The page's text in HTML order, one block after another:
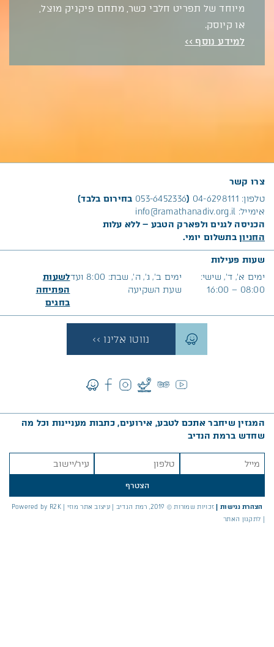
מיוחד של תפריט חלבי כשר, מתחם פיקניק מוצל,
או קיוסק.
למידע נוסף >>
צרו קשר
טלפון:04-6298111
(
053-6452336 בחירום בלבד)
אימייל:info@ramathanadiv.org.il
הכניסה לגנים ולפארק הטבע – ללא עלות
החניוןבתשלום יומי.
שעות פעילות
ימים א׳, ד’, שישי:
08:00 – 16:00
ימים ב’, ג’, ה’, שבת: 8:00 ועד
שעת השקיעה
לשעות
הפתיחה
בחגים
נווטו אלינו >>
המגזין שיחבר אתכם לטבע, אירועים, כתבות מעניינות וכל מה
שחדש ברמת הנדיב
הצטרף
הצהרת נגישות|זכויות שמורות © 2019, רמת הנדיב | עיצוב אתר מוזי|
Powered by R2K
לתקנון האתר